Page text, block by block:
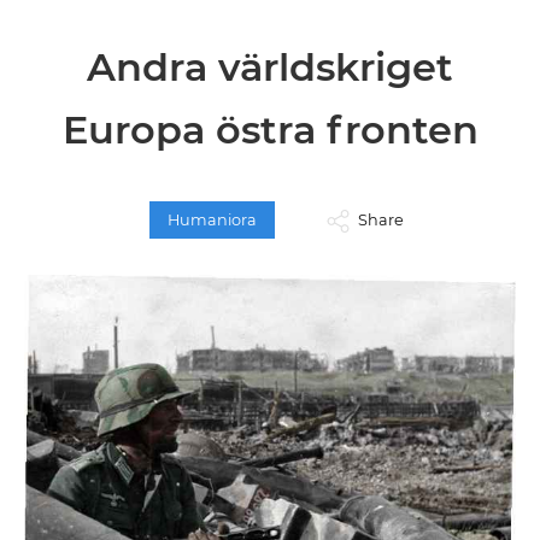
Andra världskriget
Europa östra fronten
Humaniora Share